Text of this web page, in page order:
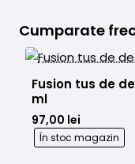
Real
Honey
Stencil
Cumparate
Fusion tus de
În stoc magazin
97,00 lei